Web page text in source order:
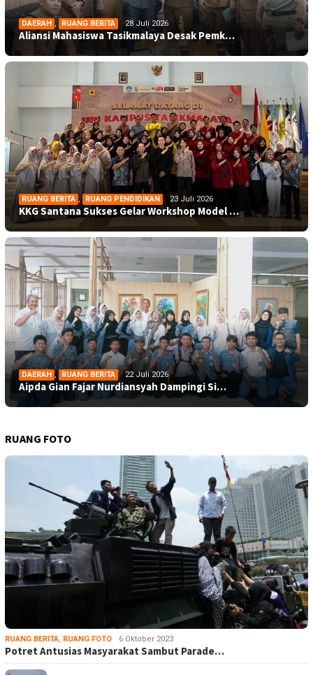
DAERAH , RUANG BERITA 28 Juli 2026
Aliansi Mahasiswa Tasikmalaya Desak Pemk…
RUANG BERITA , RUANG PENDIDIKAN 23 Juli 2026
KKG Santana Sukses Gelar Workshop Model …
DAERAH , RUANG BERITA 22 Juli 2026
Aipda Gian Fajar Nurdiansyah Dampingi Si…
RUANG FOTO
RUANG BERITA RUANG FOTO 6 Oktober 2023
Potret Antusias Masyarakat Sambut Parade…